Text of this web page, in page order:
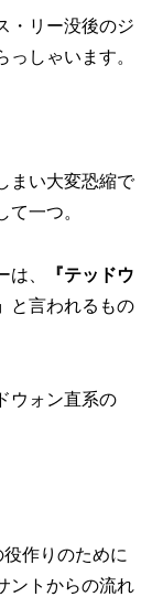
・リー没後のジ
しゃいます。
まい大変恐縮で
一つ。
、
『テッドウ
と言われるもの
ウォン直系の
作りのために
ントからの流れ